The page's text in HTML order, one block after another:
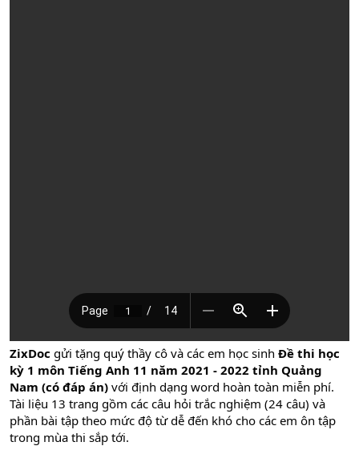
ZixDoc gửi tặng quý thầy cô và các em học sinh Đề thi học
kỳ 1 môn Tiếng Anh 11 năm 2021 - 2022 tỉnh Quảng
Nam (có đáp án) với định dạng word hoàn toàn miễn phí.
Tài liệu 13 trang gồm các câu hỏi trắc nghiệm (24 câu) và
phần bài tập theo mức độ từ dễ đến khó cho các em ôn tập
trong mùa thi sắp tới.